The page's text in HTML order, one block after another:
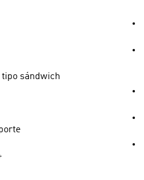
sándwich